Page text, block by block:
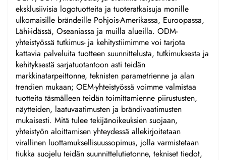
eksklusiivisia logotuotteita ja tuoteratkaisuja monille
ulkomaisille brändeille Pohjois-Amerikassa, Euroopassa,
Lähi-idässä, Oseaniassa ja muilla alueilla. ODM-
yhteistyössä tutkimus- ja kehitystiimimme voi tarjota
kattavia palveluita tuotteen suunnittelusta, tutkimuksesta ja
kehityksestä sarjatuotantoon asti teidän
markkinatarpeittonne, teknisten parametrienne ja alan
trendien mukaan; OEM-yhteistyössä voimme valmistaa
tuotteita täsmälleen teidän toimittamienne piirustusten,
näytteiden, laatuvaatimusten ja brändivaatimusten
mukaisesti. Mitä tulee tekijänoikeuksien suojaan,
yhteistyön aloittamisen yhteydessä allekirjoitetaan
virallinen luottamuksellisuussopimus, jolla varmistetaan
tiukka suojelu teidän suunnittelutietonne, tekniset tiedot,